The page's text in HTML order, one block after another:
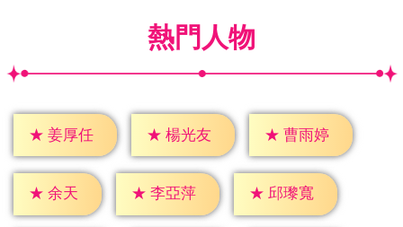
熱門人物
★ 姜厚任 ★ 楊光友 ★ 曹雨婷
★ 余天 ★ 李亞萍 ★ 邱瓈寬